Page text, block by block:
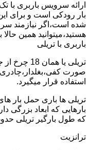
ارائه سرویس باربری
بار رودکی است و برای
شده است،اگر نیازمند
هستید،میتوانید همین
باربری با تریلی
تریلی یا
صورت
استفاده قرار میگیرد.
بارهایی که ابعاد بزرگی
که طول بارگیر تریلی حدودا 12.5 متر
ترانزیت